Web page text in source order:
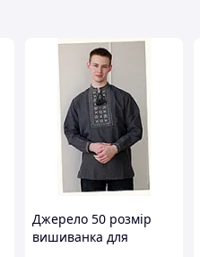
Джерело 50 розмір
вишиванка для